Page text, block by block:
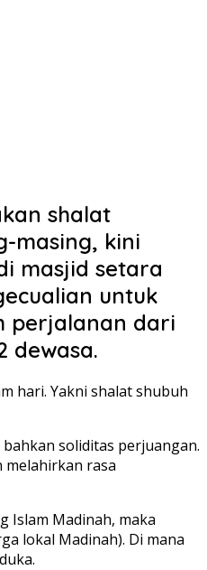
shalat
masing, kini
masjid setara
untuk
perjalanan dari
dewasa.
hari. Yakni shalat shubuh
soliditas perjuangan.
rasa
Islam Madinah, maka
lokal Madinah). Di mana